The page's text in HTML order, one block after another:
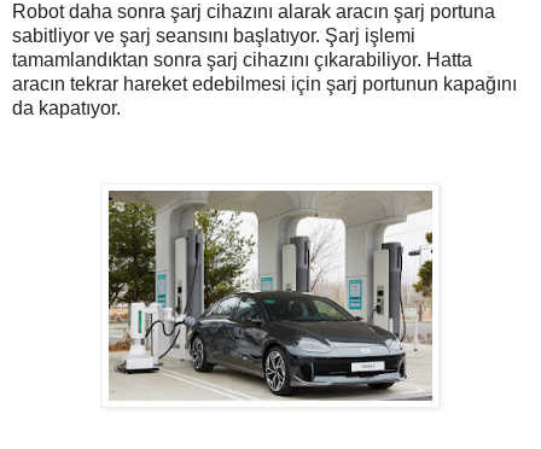
Robot daha sonra şarj cihazını alarak aracın şarj portuna
sabitliyor ve şarj seansını başlatıyor. Şarj işlemi
tamamlandıktan sonra şarj cihazını çıkarabiliyor. Hatta
aracın tekrar hareket edebilmesi için şarj portunun kapağını
da kapatıyor.